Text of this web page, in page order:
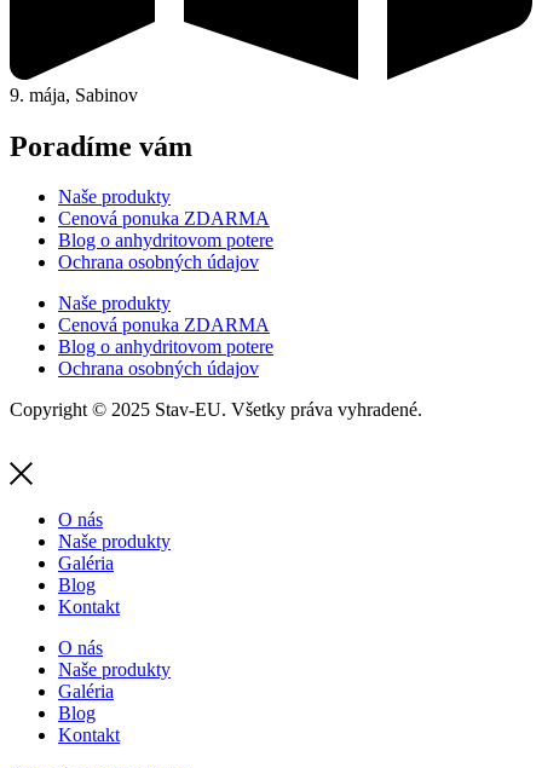
9. mája, Sabinov
Poradíme vám
Naše produkty
Cenová ponuka ZDARMA
Blog o anhydritovom potere
Ochrana osobných údajov
Naše produkty
Cenová ponuka ZDARMA
Blog o anhydritovom potere
Ochrana osobných údajov
Copyright © 2025 Stav-EU. Všetky práva vyhradené.
O nás
Naše produkty
Galéria
Blog
Kontakt
O nás
Naše produkty
Galéria
Blog
Kontakt